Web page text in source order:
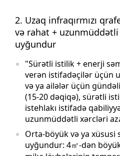
2. Uzaq infraqırmızı
və rahat +
uyğundur
"Sürətli istilik + enerji
verən istifadəçilər üçün
və ya ailələr üçün
(15-20 dəqiqə), sürətli
istehlakı istifadə
uzunmüddətli xərcləri
Orta-böyük və ya xüsusi
uyğundur: 4㎡-dən